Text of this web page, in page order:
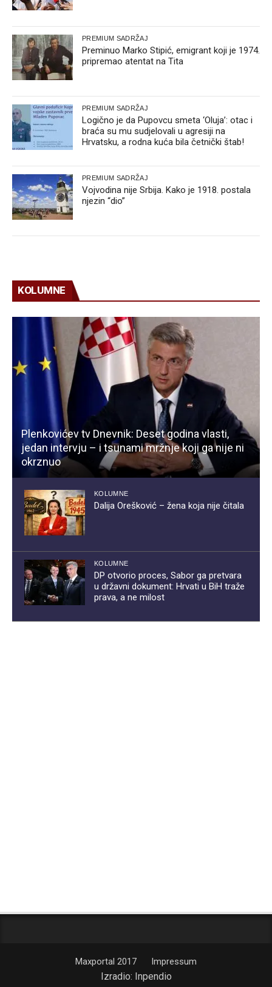
PREMIUM SADRŽAJ
Preminuo Marko Stipić, emigrant koji je 1974.
pripremao atentat na Tita
PREMIUM SADRŽAJ
Logično je da Pupovcu smeta ‘Oluja’: otac i
braća su mu sudjelovali u agresiji na
Hrvatsku, a rodna kuća bila četnički štab!
PREMIUM SADRŽAJ
Vojvodina nije Srbija. Kako je 1918. postala
njezin “dio”
KOLUMNE
Plenkovićev tv Dnevnik: Deset godina vlasti,
jedan intervju – i tsunami mržnje koji ga nije ni
okrznuo
KOLUMNE
Dalija Orešković – žena koja nije čitala
KOLUMNE
DP otvorio proces, Sabor ga pretvara
u državni dokument: Hrvati u BiH traže
prava, a ne milost
Maxportal 2017 Impressum
Izradio: Inpendio